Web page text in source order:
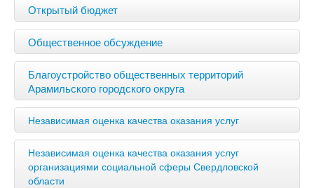
Открытый бюджет
Общественное обсуждение
Благоустройство общественных территорий
Арамильского городского округа
Независимая оценка качества оказания услуг
Независимая оценка качества оказания услуг
организациями социальной сферы Свердловской
области